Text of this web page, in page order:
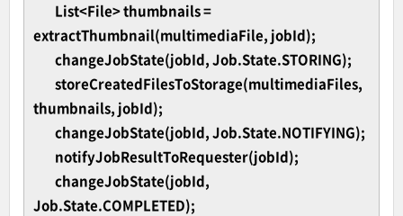
List<File> thumbnails =
extractThumbnail(multimediaFile, jobId);
changeJobState(jobId, Job.State.STORING);
storeCreatedFilesToStorage(multimediaFiles,
thumbnails, jobId);
changeJobState(jobId, Job.State.NOTIFYING);
notifyJobResultToRequester(jobId);
changeJobState(jobId,
Job.State.COMPLETED);